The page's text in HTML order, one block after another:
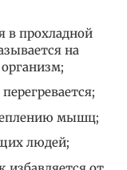
в прохладной
на
мышц;
людей;